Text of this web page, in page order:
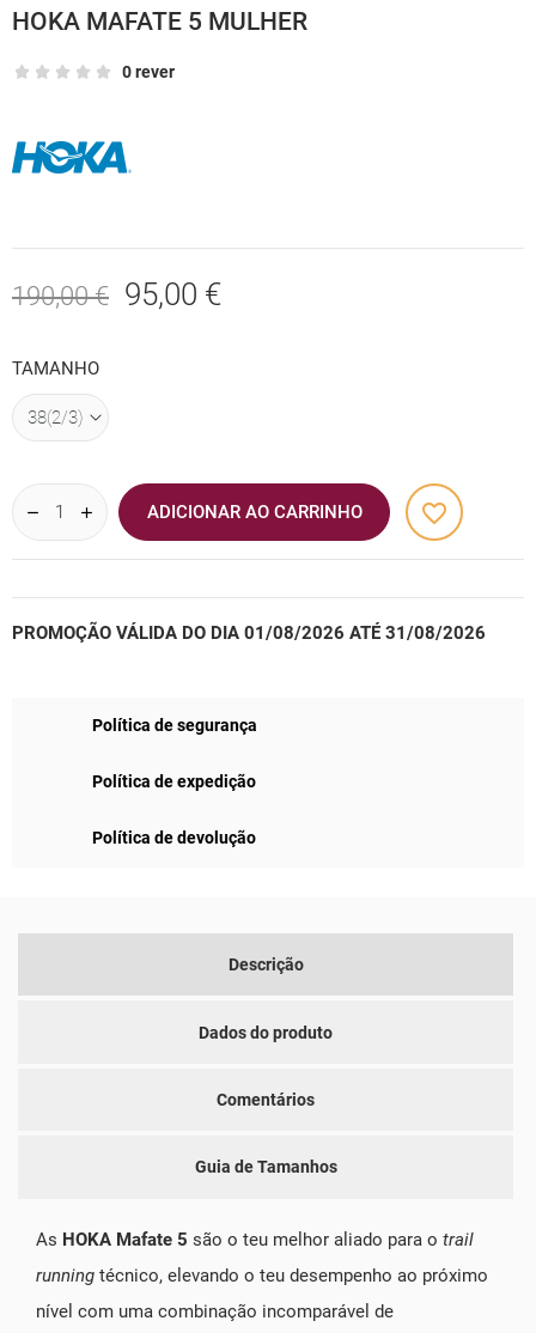
HOKA MAFATE 5 MULHER
0 rever
190,00 € 95,00 €
TAMANHO
ADICIONAR AO CARRINHO favorite_border
PROMOÇÃO VÁLIDA DO DIA 01/08/2026 ATÉ 31/08/2026
Política de segurança
Política de expedição
Política de devolução
Descrição
Dados do produto
Comentários
Guia de Tamanhos
As HOKA Mafate 5 são o teu melhor aliado para o trail
running técnico, elevando o teu desempenho ao próximo
nível com uma combinação incomparável de